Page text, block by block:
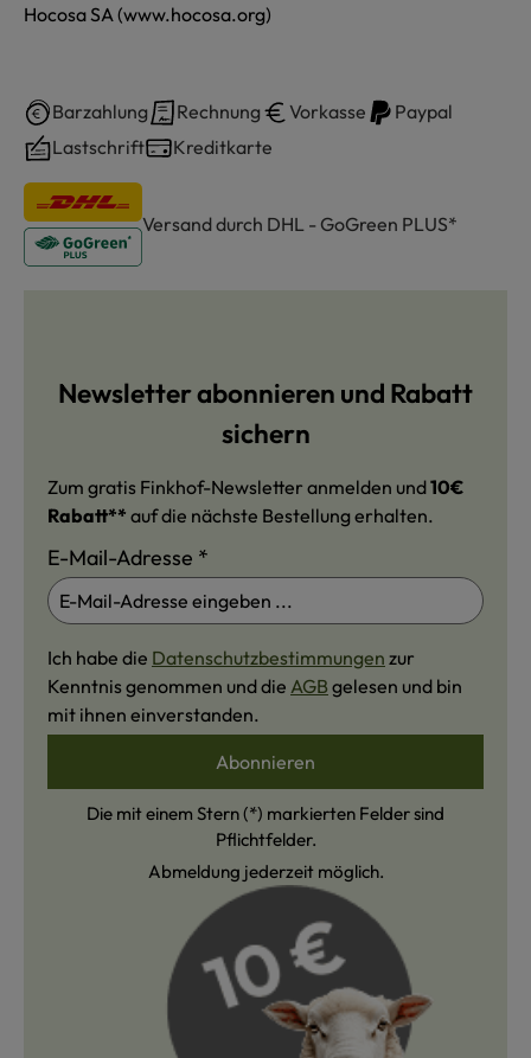
Hocosa SA (www.hocosa.org)
Barzahlung Rechnung Vorkasse
Paypal
Lastschrift
Kreditkarte
Versand durch DHL - GoGreen PLUS*
Newsletter abonnieren und Rabatt
sichern
Zum gratis Finkhof-Newsletter anmelden und10€
Rabatt** auf die nächste Bestellung erhalten.
E-Mail-Adresse *
Ich habe die Datenschutzbestimmungen zur
Kenntnis genommen und die AGB gelesen und bin
mit ihnen einverstanden.
Abonnieren
Die mit einem Stern (*) markierten Felder sind
Pflichtfelder.
Abmeldung jederzeit möglich.